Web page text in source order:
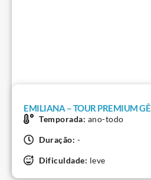
EMILIANA – TOUR PREMIUM GÊ
Temporada: ano-todo
Duração: -
Dificuldade: leve